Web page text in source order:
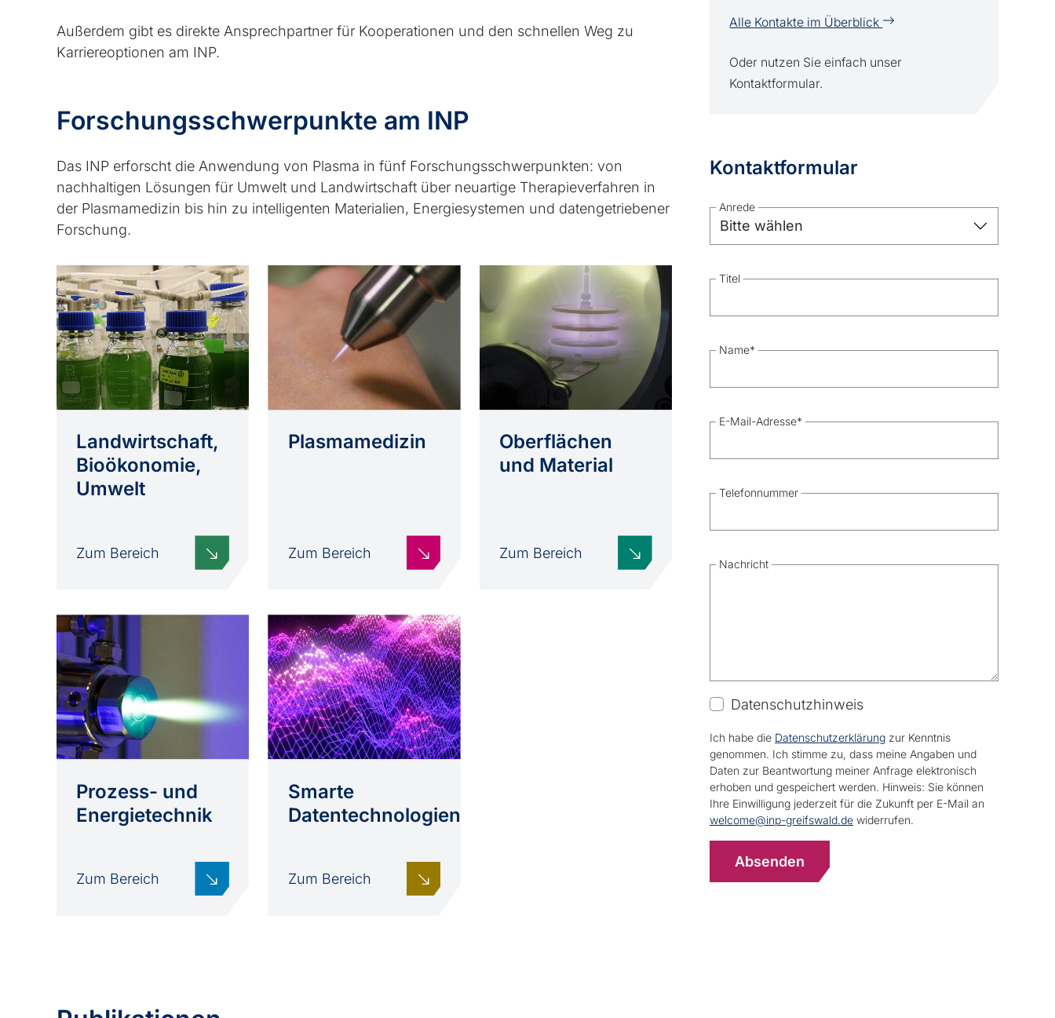
Außerdem gibt es direkte Ansprechpartner für Kooperationen und den schnellen Weg zu
Karriereoptionen am INP.
Forschungsschwerpunkte am INP
Das INP erforscht die Anwendung von Plasma in fünf Forschungsschwerpunkten: von
nachhaltigen Lösungen für Umwelt und Landwirtschaft über neuartige Therapieverfahren in
der Plasmamedizin bis hin zu intelligenten Materialien, Energiesystemen und datengetriebener
Forschung.
Landwirtschaft,
Bioökonomie,
Umwelt
Zum Bereich
Plasmamedizin
Zum Bereich
Oberflächen
und Material
Zum Bereich
Prozess- und
Energietechnik
Zum Bereich
Smarte
Datentechnologien
Zum Bereich
Alle Kontakte im Überblick
Oder nutzen Sie einfach unser
Kontaktformular.
Kontaktformular
Anrede
Titel
Name*
E-Mail-Adresse*
Telefonnummer
Nachricht
Datenschutzhinweis
Ich habe die Datenschutzerklärung zur Kenntnis
genommen. Ich stimme zu, dass meine Angaben und
Daten zur Beantwortung meiner Anfrage elektronisch
erhoben und gespeichert werden. Hinweis: Sie können
Ihre Einwilligung jederzeit für die Zukunft per E-Mail an
welcome@inp-greifswald.de widerrufen.